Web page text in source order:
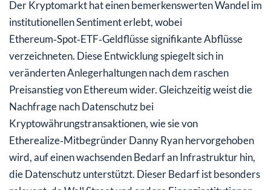
Der Kryptomarkt hat einen bemerkenswerten Wandel im
institutionellen Sentiment erlebt, wobei
Ethereum‑Spot‑ETF‑Geldflüsse signifikante Abflüsse
verzeichneten. Diese Entwicklung spiegelt sich in
veränderten Anlegerhaltungen nach dem raschen
Preisanstieg von Ethereum wider. Gleichzeitig weist die
Nachfrage nach Datenschutz bei
Kryptowährungstransaktionen, wie sie von
Etherealize‑Mitbegründer Danny Ryan hervorgehoben
wird, auf einen wachsenden Bedarf an Infrastruktur hin,
die Datenschutz unterstützt. Dieser Bedarf ist besonders